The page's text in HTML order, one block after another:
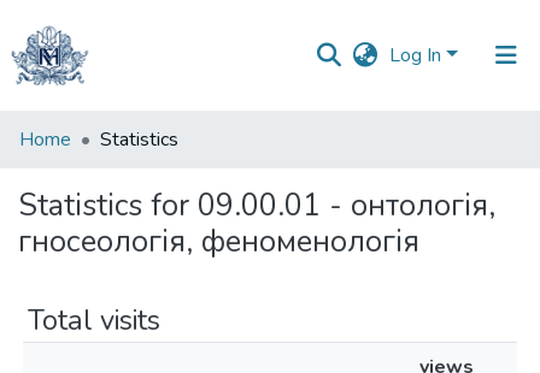
Log In
Communities
Collections
All of DSpace
Home Statistics
Statistics for 09.00.01 - онтологія,
гносеологія, феноменологія
Total visits
views